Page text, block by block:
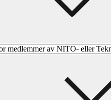
medlemmer av NITO- eller